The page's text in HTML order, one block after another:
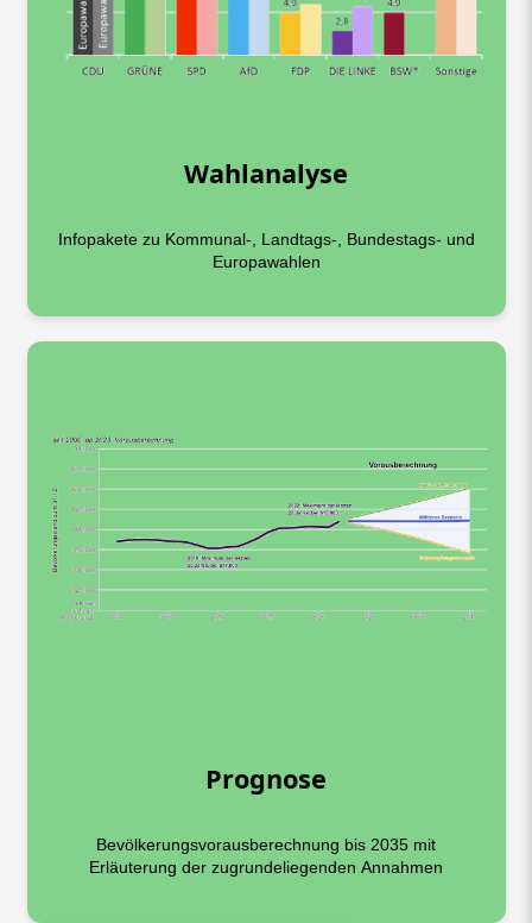
Wahlanalyse
Infopakete zu Kommunal-, Landtags-, Bundestags- und
Europawahlen
Prognose
Bevölkerungsvorausberechnung bis 2035 mit
Erläuterung der zugrundeliegenden Annahmen